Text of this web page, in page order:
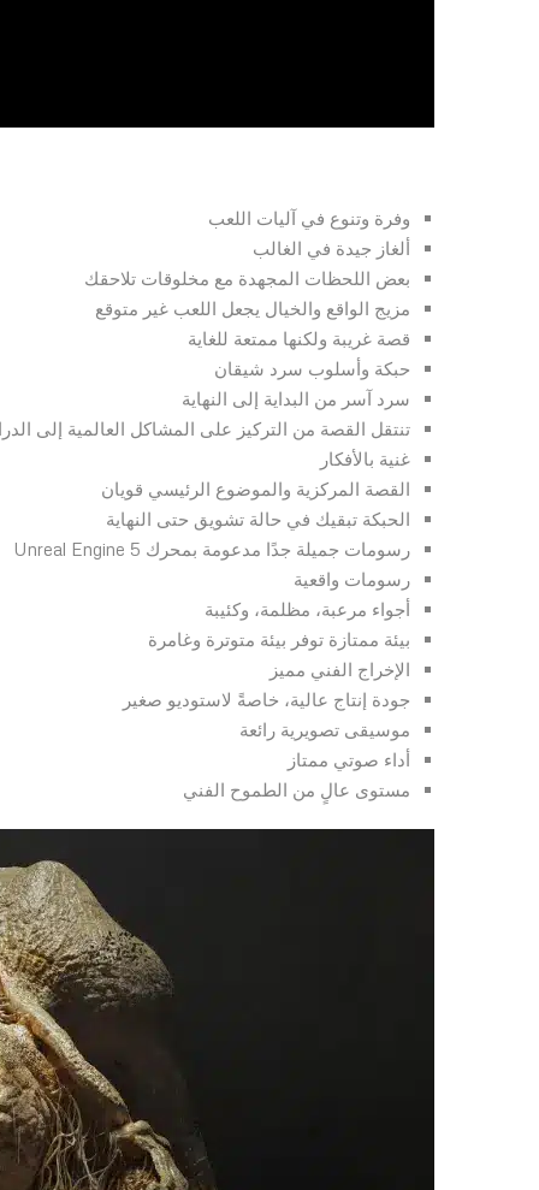
وفرة وتنوع في آليات اللعب
ألغاز جيدة في الغالب
بعض اللحظات المجهدة مع مخلوقات تلاحقك
مزيج الواقع والخيال يجعل اللعب غير متوقع
قصة غريبة ولكنها ممتعة للغاية
حبكة وأسلوب سرد شيقان
سرد آسر من البداية إلى النهاية
تنتقل القصة من التركيز على المشاكل العالمية إلى
غنية بالأفكار
القصة المركزية والموضوع الرئيسي قويان
الحبكة تبقيك في حالة تشويق حتى النهاية
رسومات جميلة جدًا مدعومة بمحرك Unreal Engine 5
رسومات واقعية
أجواء مرعبة، مظلمة، وكئيبة
بيئة ممتازة توفر بيئة متوترة وغامرة
الإخراج الفني مميز
جودة إنتاج عالية، خاصةً لاستوديو صغير
موسيقى تصويرية رائعة
أداء صوتي ممتاز
مستوى عالٍ من الطموح الفني